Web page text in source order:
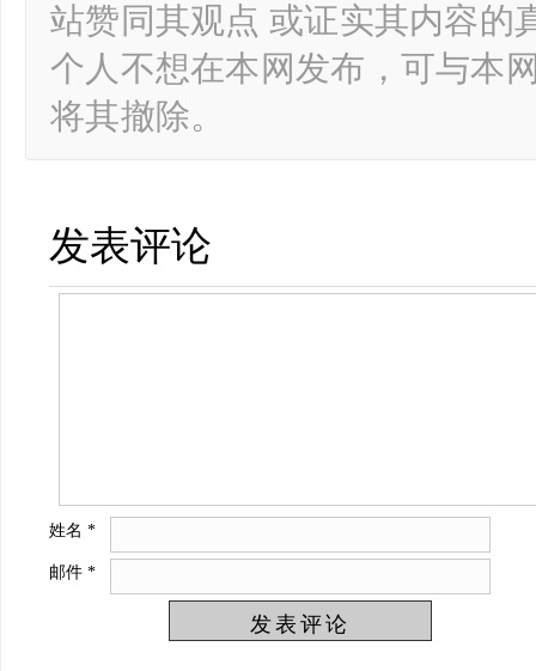
站赞同其观点 或证实其内容的
个人不想在本网发布，可与本
将其撤除。
发表评论
姓名 *
邮件 *